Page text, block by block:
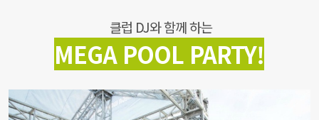
클럽 DJ와 함께 하는
MEGA POOL PARTY!